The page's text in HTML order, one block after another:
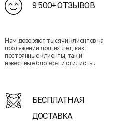
9 500+ ОТЗЫВОВ
Нам доверяют тысячи клиентов на
протяжении долгих лет, как
постоянные клиенты, так и
известные блогеры и стилисты.
БЕСПЛАТНАЯ
ДОСТАВКА